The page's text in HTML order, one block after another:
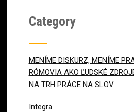
Category
MENÍME DISKURZ, MENÍME
RÓMOVIA AKO ĽUDSKÉ
NA TRH PRÁCE NA SLOV
Integra